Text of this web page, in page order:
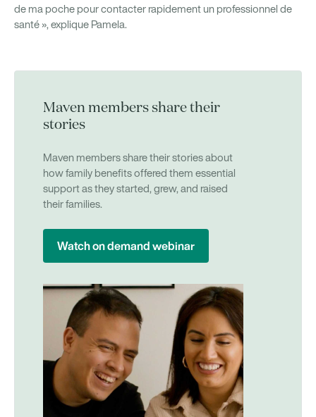
de ma poche pour contacter rapidement un professionnel de
santé », explique Pamela.
Maven members share their
stories
Maven members share their stories about
how family benefits offered them essential
support as they started, grew, and raised
their families.
Watch on demand webinar